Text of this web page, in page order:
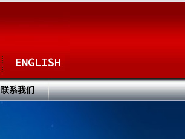
联系我们